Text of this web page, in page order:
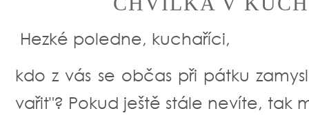
Hezké poledne, kuchaříci,
kdo z vás se občas při pátku
vařit"? Pokud ještě stále nevíte, tak